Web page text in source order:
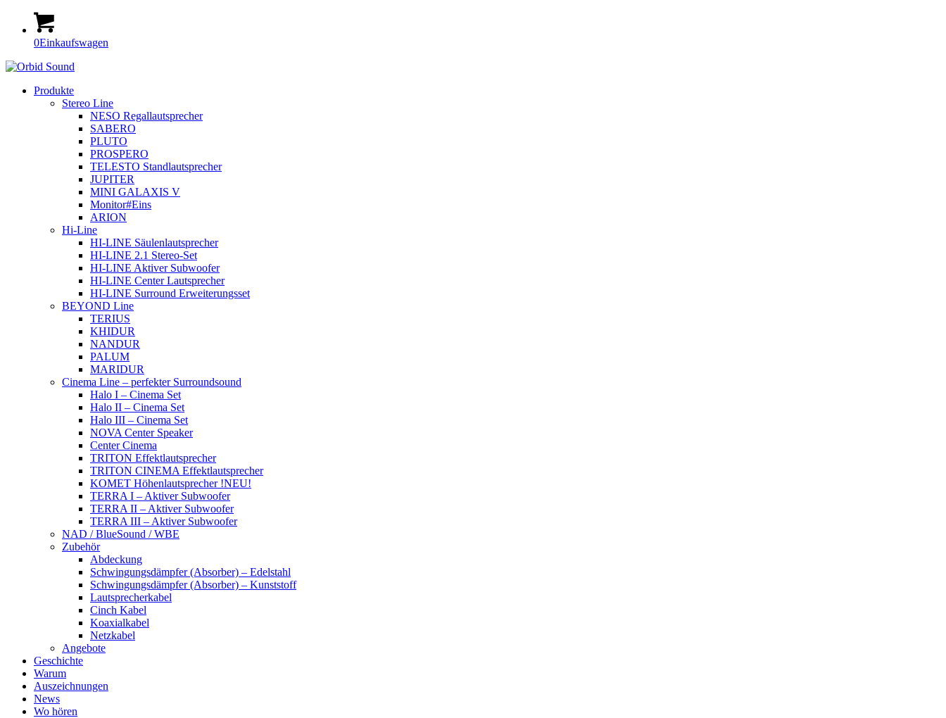
0Einkaufswagen
Produkte
Stereo Line
NESO Regallautsprecher
SABERO
PLUTO
PROSPERO
TELESTO Standlautsprecher
JUPITER
MINI GALAXIS V
Monitor#Eins
ARION
Hi-Line
HI-LINE Säulenlautsprecher
HI-LINE 2.1 Stereo-Set
HI-LINE Aktiver Subwoofer
HI-LINE Center Lautsprecher
HI-LINE Surround Erweiterungsset
BEYOND Line
TERIUS
KHIDUR
NANDUR
PALUM
MARIDUR
Cinema Line – perfekter Surroundsound
Halo I – Cinema Set
Halo II – Cinema Set
Halo III – Cinema Set
NOVA Center Speaker
Center Cinema
TRITON Effektlautsprecher
TRITON CINEMA Effektlautsprecher
KOMET Höhenlautsprecher !NEU!
TERRA I – Aktiver Subwoofer
TERRA II – Aktiver Subwoofer
TERRA III – Aktiver Subwoofer
NAD / BlueSound / WBE
Zubehör
Abdeckung
Schwingungsdämpfer (Absorber) – Edelstahl
Schwingungsdämpfer (Absorber) – Kunststoff
Lautsprecherkabel
Cinch Kabel
Koaxialkabel
Netzkabel
Angebote
Geschichte
Warum
Auszeichnungen
News
Wo hören